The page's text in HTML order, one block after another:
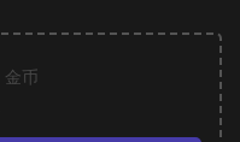
金币